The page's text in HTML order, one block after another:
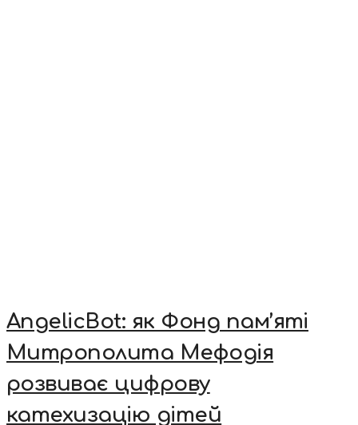
AngelicBot: як Фонд пам’яті
Митрополита Мефодія
розвиває цифрову
катехизацію дітей